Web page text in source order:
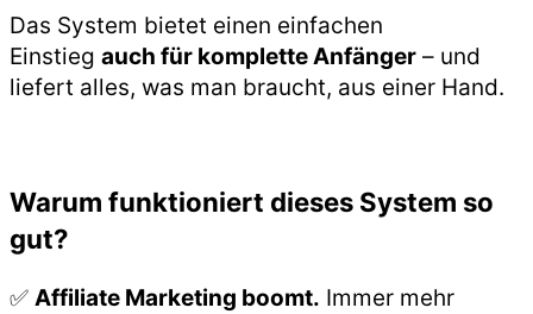
Das System bietet einen einfachen
Einstieg auch für komplette Anfänger – und
liefert alles, was man braucht, aus einer Hand.
Warum funktioniert dieses System so
gut?
✅ Affiliate Marketing boomt. Immer mehr